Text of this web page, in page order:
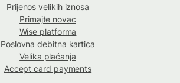
Prijenos velikih iznosa
Primajte novac
Wise platforma
Poslovna debitna kartica
Velika plaćanja
Accept card payments